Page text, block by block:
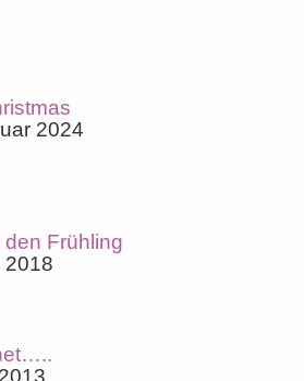
2024
den Frühling
2018